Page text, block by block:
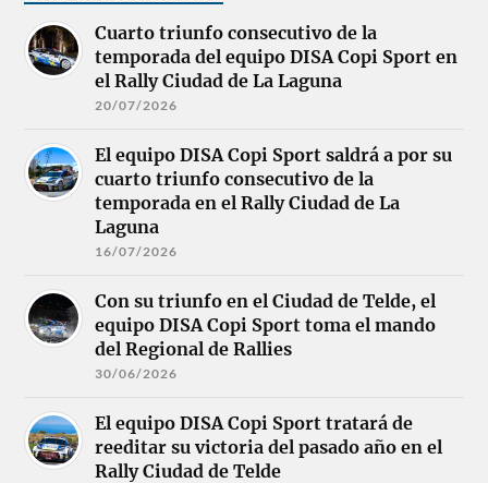
Cuarto triunfo consecutivo de la
temporada del equipo DISA Copi Sport en
el Rally Ciudad de La Laguna
20/07/2026
El equipo DISA Copi Sport saldrá a por su
cuarto triunfo consecutivo de la
temporada en el Rally Ciudad de La
Laguna
16/07/2026
Con su triunfo en el Ciudad de Telde, el
equipo DISA Copi Sport toma el mando
del Regional de Rallies
30/06/2026
El equipo DISA Copi Sport tratará de
reeditar su victoria del pasado año en el
Rally Ciudad de Telde